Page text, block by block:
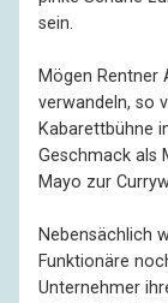
sein.
Mögen Rentner
verwandeln, so
Kabarettbühne
Geschmack als
Mayo zur
Nebensächlich
Funktionäre
Unternehmer